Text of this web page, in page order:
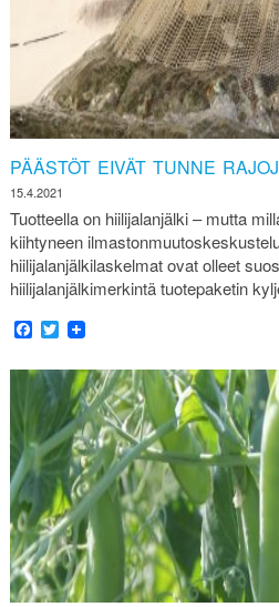
PÄÄSTÖT EIVÄT TUNNE
15.4.2021
Tuotteella on hiilijalanjälki – mutta
kiihtyneen
hiilijalanjälkilaskelmat ovat olleet
hiilijalanjälkimerkintä tuotepaketin
Facebook
Twitter